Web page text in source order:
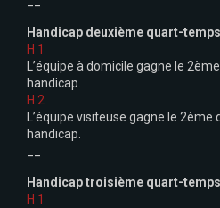
Handicap deuxième quart-temps
H 1
L’équipe à domicile gagne le
handicap.
H 2
L’équipe visiteuse gagne le
handicap.
Handicap troisième quart-temps
H 1